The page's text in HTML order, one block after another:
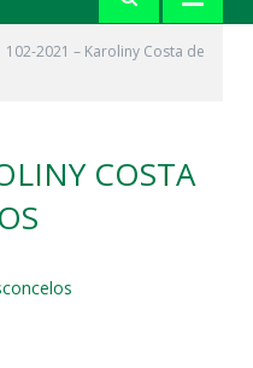
102-2021 – Karoliny Costa de
COSTA